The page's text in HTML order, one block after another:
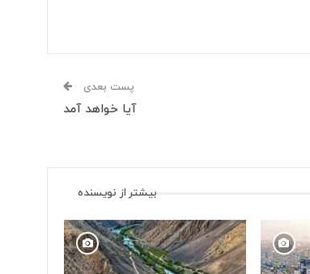
پست بعدی
آیا خواهد آمد
بیشتر از نویسنده